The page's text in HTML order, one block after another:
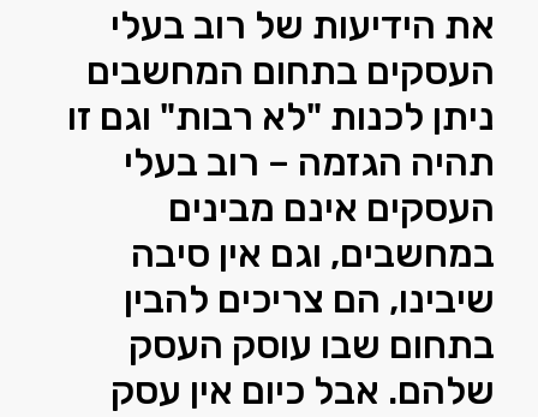
את הידיעות של רוב בעלי
העסקים בתחום המחשבים
ניתן לכנות "לא רבות" וגם זו
תהיה הגזמה – רוב בעלי
העסקים אינם מבינים
במחשבים, וגם אין סיבה
שיבינו, הם צריכים להבין
בתחום שבו עוסק העסק
שלהם. אבל כיום אין עסק